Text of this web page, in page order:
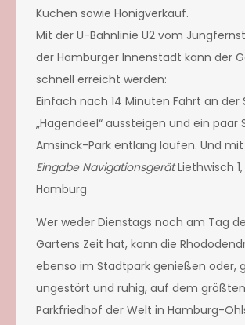
Kuchen sowie Honigverkauf.
Mit der U-Bahnlinie U2 vom
der Hamburger Innenstadt kann der
schnell erreicht werden:
Einfach nach 14 Minuten Fahrt an der
„Hagendeel“ aussteigen und ein paar
Amsinck-Park entlang laufen. Und
Eingabe NavigationsgerätLiethwisch
Hamburg
Wer weder Dienstags noch am Tag
Gartens Zeit hat, kann die
ebenso im Stadtpark genießen oder,
ungestört und ruhig, auf dem größten
Parkfriedhof der Welt in Hamburg-